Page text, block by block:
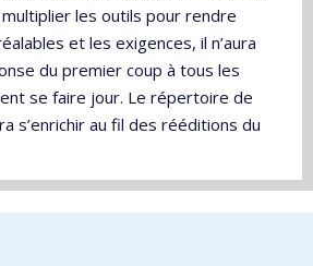
les outils pour rendre
et les exigences, il n’aura
du premier coup à tous les
se faire jour. Le répertoire de
s’enrichir au fil des rééditions du